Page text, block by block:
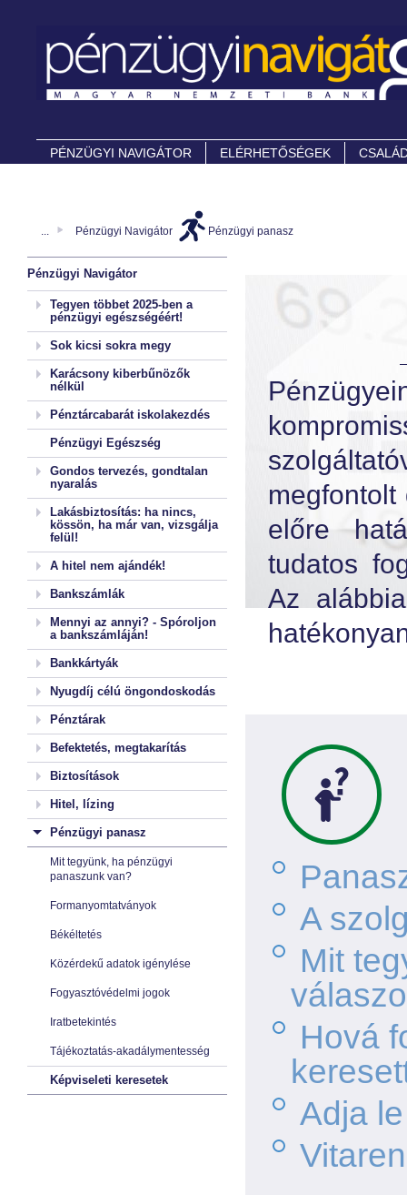
PÉNZÜGYI NAVIGÁTOR ELÉRHETŐSÉGEK
... Pénzügyi Navigátor Pénzügyi panasz
Pénzügyi Navigátor
Tegyen többet 2025-ben a
pénzügyi egészségéért!
Sok kicsi sokra megy
Karácsony kiberbűnözők
nélkül
Pénztárcabarát iskolakezdés
Pénzügyi Egészség
Gondos tervezés, gondtalan
nyaralás
Lakásbiztosítás: ha nincs,
kössön, ha már van, vizsgálja
felül!
A hitel nem ajándék!
Bankszámlák
Mennyi az annyi? - Spóroljon
a bankszámláján!
Bankkártyák
Nyugdíj célú öngondoskodás
Pénztárak
Befektetés, megtakarítás
Biztosítások
Hitel, lízing
Pénzügyi panasz
Mit tegyünk, ha pénzügyi
panaszunk van?
Formanyomtatványok
Békéltetés
Közérdekű adatok igénylése
Fogyasztóvédelmi jogok
Iratbetekintés
Tájékoztatás-akadálymentesség
Képviseleti keresetek
előre
tudatos
Az
A
Mit
Hová
Adja